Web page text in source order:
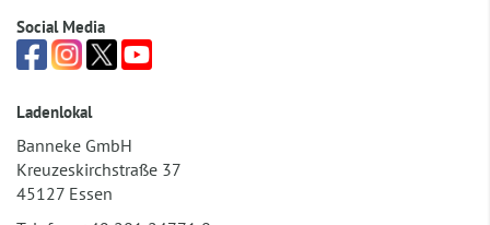
Social Media
Ladenlokal
Banneke GmbH
Kreuzeskirchstraße 37
45127 Essen